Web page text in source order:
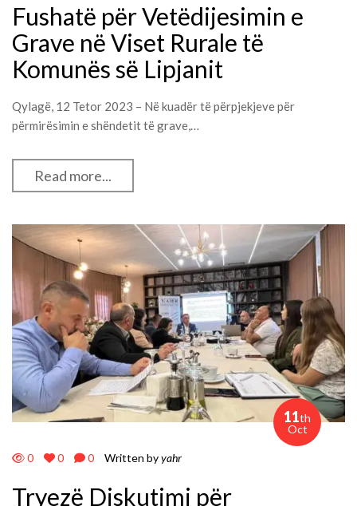
Fushatë për Vetëdijesimin e
Grave në Viset Rurale të
Komunës së Lipjanit
Qylagë, 12 Tetor 2023 – Në kuadër të përpjekjeve për
përmirësimin e shëndetit të grave,…
Read more...
11th
Oct
0 0 0 Written byyahr
Tryezë Diskutimi për